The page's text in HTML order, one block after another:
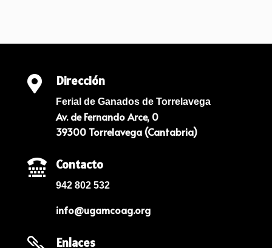
 Dirección
Ferial de Ganados de Torrelavega
Av. de Fernando Arce, 0
39300 Torrelavega (Cantabria)
 Contacto
942 802 532
info@ugamcoag.org
Enlaces